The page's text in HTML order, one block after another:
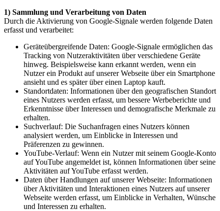
1) Sammlung und Verarbeitung von Daten
Durch die Aktivierung von Google-Signale werden folgende Daten
erfasst und verarbeitet:
Geräteübergreifende Daten: Google-Signale ermöglichen das
Tracking von Nutzeraktivitäten über verschiedene Geräte
hinweg. Beispielsweise kann erkannt werden, wenn ein
Nutzer ein Produkt auf unserer Webseite über ein Smartphone
ansieht und es später über einen Laptop kauft.
Standortdaten: Informationen über den geografischen Standort
eines Nutzers werden erfasst, um bessere Werbeberichte und
Erkenntnisse über Interessen und demografische Merkmale zu
erhalten.
Suchverlauf: Die Suchanfragen eines Nutzers können
analysiert werden, um Einblicke in Interessen und
Präferenzen zu gewinnen.
YouTube-Verlauf: Wenn ein Nutzer mit seinem Google-Konto
auf YouTube angemeldet ist, können Informationen über seine
Aktivitäten auf YouTube erfasst werden.
Daten über Handlungen auf unserer Webseite: Informationen
über Aktivitäten und Interaktionen eines Nutzers auf unserer
Webseite werden erfasst, um Einblicke in Verhalten, Wünsche
und Interessen zu erhalten.